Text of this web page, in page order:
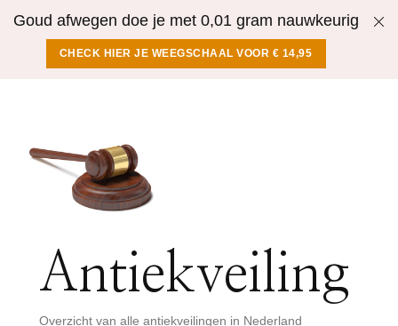
Goud afwegen doe je met 0,01 gram nauwkeurig
CHECK HIER JE WEEGSCHAAL VOOR € 14,95
Antiekveiling
Overzicht van alle antiekveilingen in Nederland